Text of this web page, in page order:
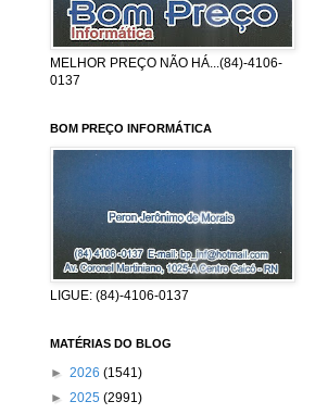
MELHOR PREÇO NÃO HÁ...(84)-4106-
0137
BOM PREÇO INFORMÁTICA
LIGUE: (84)-4106-0137
MATÉRIAS DO BLOG
► 2026 (1541)
► 2025 (2991)